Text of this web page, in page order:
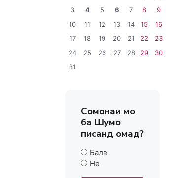
3
4 5 6 7 8
9
10
11 12 13 14 15
16
17
18 19 20 21 22
23
24
25 26 27 28 29
30
31
Сомонаи мо
ба Шумо
писанд омад?
Бале
Не